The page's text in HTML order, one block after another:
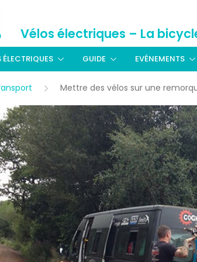
Vélos électriques – La
ÉLECTRIQUES GUIDE EVÉNEMENTS
Mettre des vélos sur une